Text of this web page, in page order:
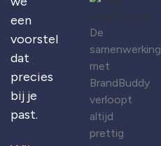
een
voorstel
dat
precies
bij je
past.
De
samenwerking
met
BrandBuddy
verloopt
altijd
prettig